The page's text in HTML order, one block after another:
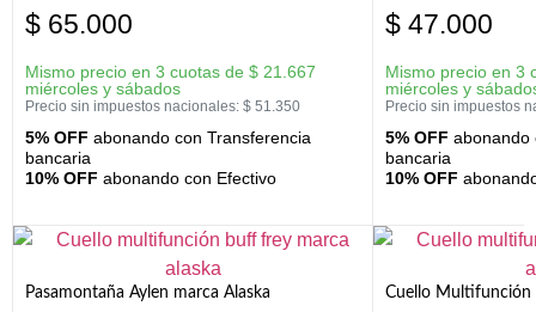
$ 65.000
Mismo precio en 3 cuotas de $ 21.667
miércoles y sábados
Precio sin impuestos nacionales: $ 51.350
5% OFF abonando con Transferencia
bancaria
10% OFF abonando con Efectivo
$ 47.000
Mismo precio en 3
miércoles y
Precio sin impuestos
5% OFF abonando
bancaria
10% OFF
Pasamontaña Aylen marca Alaska Cuello Multifunción